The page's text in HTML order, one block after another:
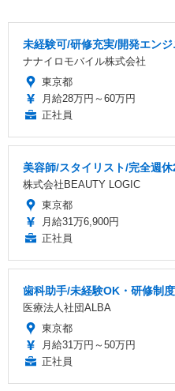
未経験可/研修充実/開発エンジ
ナナイロモバイル株式会社
東京都
月給28万円～60万円
正社員
美容師/スタイリスト/完全週
株式会社BEAUTY LOGIC
東京都
月給31万6,900円
正社員
歯科助手/未経験OK・研修制
医療法人社団ALBA
東京都
月給31万円～50万円
正社員